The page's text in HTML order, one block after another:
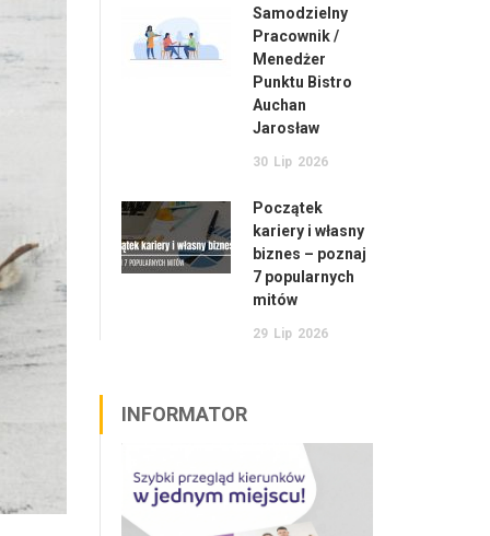
Samodzielny
Pracownik /
Menedżer
Punktu Bistro
Auchan
Jarosław
30 Lip 2026
Początek
kariery i własny
biznes – poznaj
7 popularnych
mitów
29 Lip 2026
INFORMATOR